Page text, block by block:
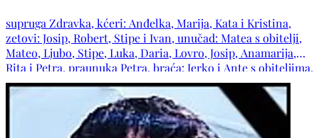
supruga Zdravka, kćeri: Anđelka, Marija, Kata i Kristina,
zetovi: Josip, Robert, Stipe i Ivan, unučad: Matea s obitelji,
Mateo, Ljubo, Stipe, Luka, Daria, Lovro, Josip, Anamarija,
Rita i Petra, praunuka Petra, braća: Jerko i Ante s obiteljima,
obitelj pok. sestre Dragice, šure: Ljubo i Petar s obiteljima,
šura fra Jerko, obitelji pok. šura: Nikole i Branka, obitelji
pok. svastika: Mile i Ane te ostala mnogobrojna rodbina i